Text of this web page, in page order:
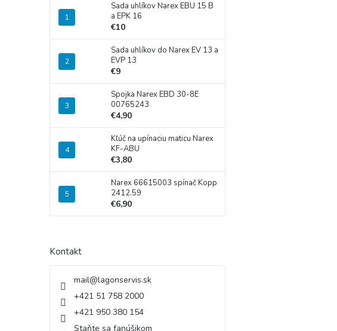
Sada uhlíkov Narex EBU 15 B
a EPK 16
€10
Sada uhlíkov do Narex EV 13 a
EVP 13
€9
Spojka Narex EBD 30-8E
00765243
€4,90
Kľúč na upínaciu maticu Narex
KF-ABU
€3,80
Narex 66615003 spínač Kopp
2412.59
€6,90
Kontakt
mail@lagonservis.sk
+421 51 758 2000
+421 950 380 154
Staňte sa fanúšikom